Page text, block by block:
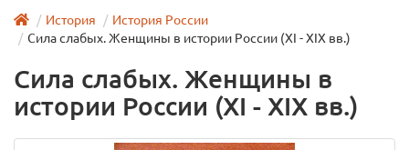
История
История России
Сила слабых. Женщины в истории России (XI - XIX вв.)
Сила слабых. Женщины в
истории России (XI - XIX вв.)